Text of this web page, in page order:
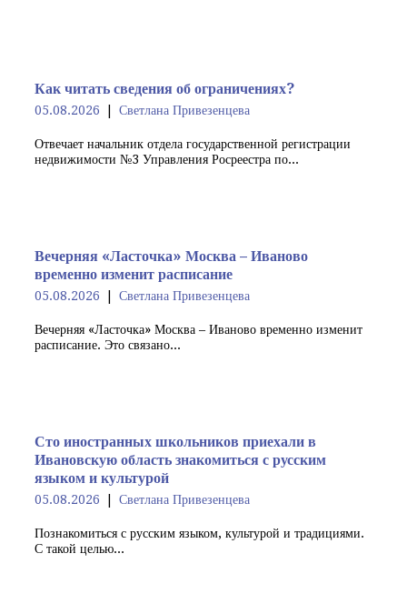
Как читать сведения об ограничениях?
05.08.2026 Светлана Привезенцева
Отвечает начальник отдела государственной регистрации
недвижимости №3 Управления Росреестра по...
Вечерняя «Ласточка» Москва – Иваново
временно изменит расписание
05.08.2026 Светлана Привезенцева
Вечерняя «Ласточка» Москва – Иваново временно изменит
расписание. Это связано...
Сто иностранных школьников приехали в
Ивановскую область знакомиться с русским
языком и культурой
05.08.2026 Светлана Привезенцева
Познакомиться с русским языком, культурой и традициями.
С такой целью...